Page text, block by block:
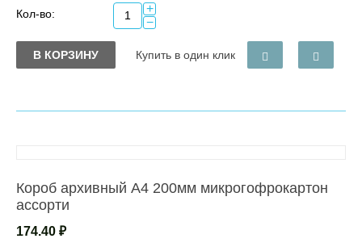
Кол-во:
+
−
В КОРЗИНУ Купить в один клик
Короб архивный А4 200мм микрогофрокартон
ассорти
174.40 ₽